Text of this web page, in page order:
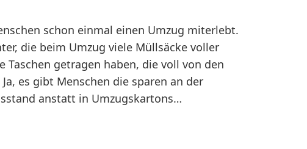
schon einmal einen Umzug miterlebt.
die beim Umzug viele Müllsäcke voller
getragen haben, die voll von den
es gibt Menschen die sparen an der
anstatt in Umzugskartons…